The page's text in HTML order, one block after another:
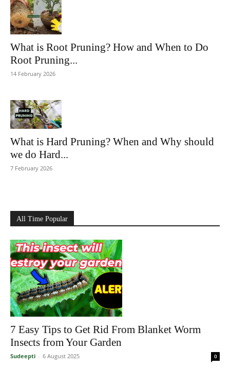
What is Root Pruning? How and When to Do
Root Pruning...
14 February 2026
What is Hard Pruning? When and Why should
we do Hard...
7 February 2026
All Time Popular
7 Easy Tips to Get Rid From Blanket Worm
Insects from Your Garden
Sudeepti - 6 August 2025 0